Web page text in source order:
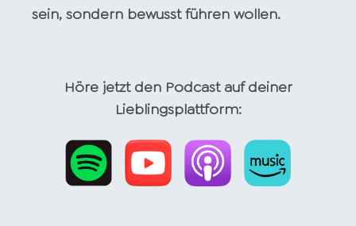
sein, sondern bewusst führen wollen.
Höre jetzt den Podcast auf deiner
Lieblingsplattform: